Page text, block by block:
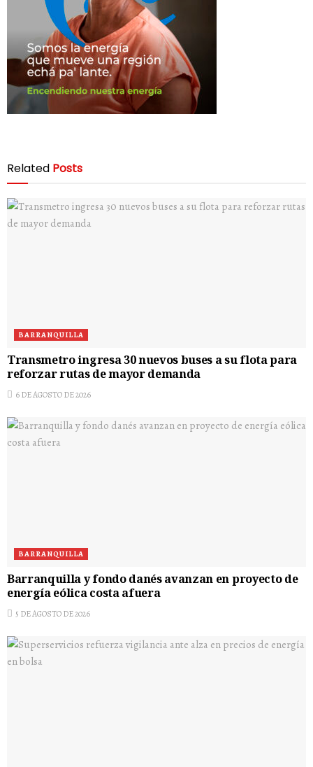
Related Posts
BARRANQUILLA
Transmetro ingresa 30 nuevos buses a su flota para
reforzar rutas de mayor demanda
6 DE AGOSTO DE 2026
BARRANQUILLA
Barranquilla y fondo danés avanzan en proyecto de
energía eólica costa afuera
5 DE AGOSTO DE 2026